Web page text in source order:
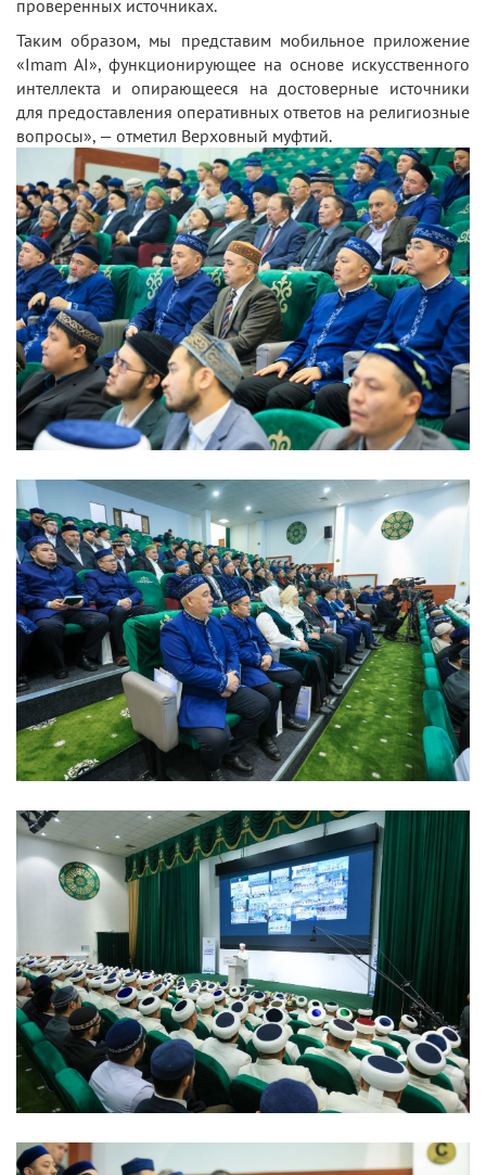
проверенных источниках.
Таким образом, мы представим мобильное приложение
«Imam AI», функционирующее на основе искусственного
интеллекта и опирающееся на достоверные источники
для предоставления оперативных ответов на религиозные
вопросы», — отметил Верховный муфтий.